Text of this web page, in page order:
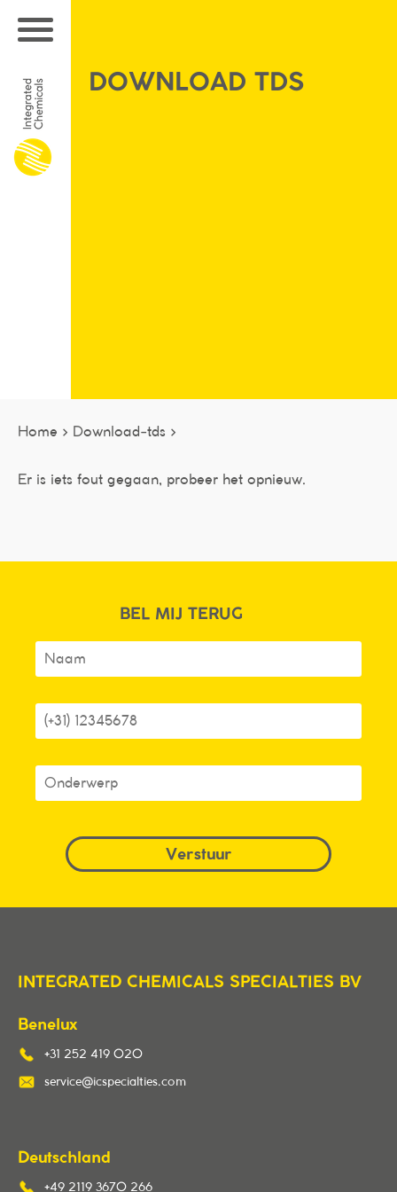
DOWNLOAD TDS
Home > Download-tds >
Er is iets fout gegaan, probeer het opnieuw.
BEL MIJ TERUG
INTEGRATED CHEMICALS SPECIALTIES BV
Benelux
+31 252 419 020
service@icspecialties.com
Deutschland
+49 2119 3670 266